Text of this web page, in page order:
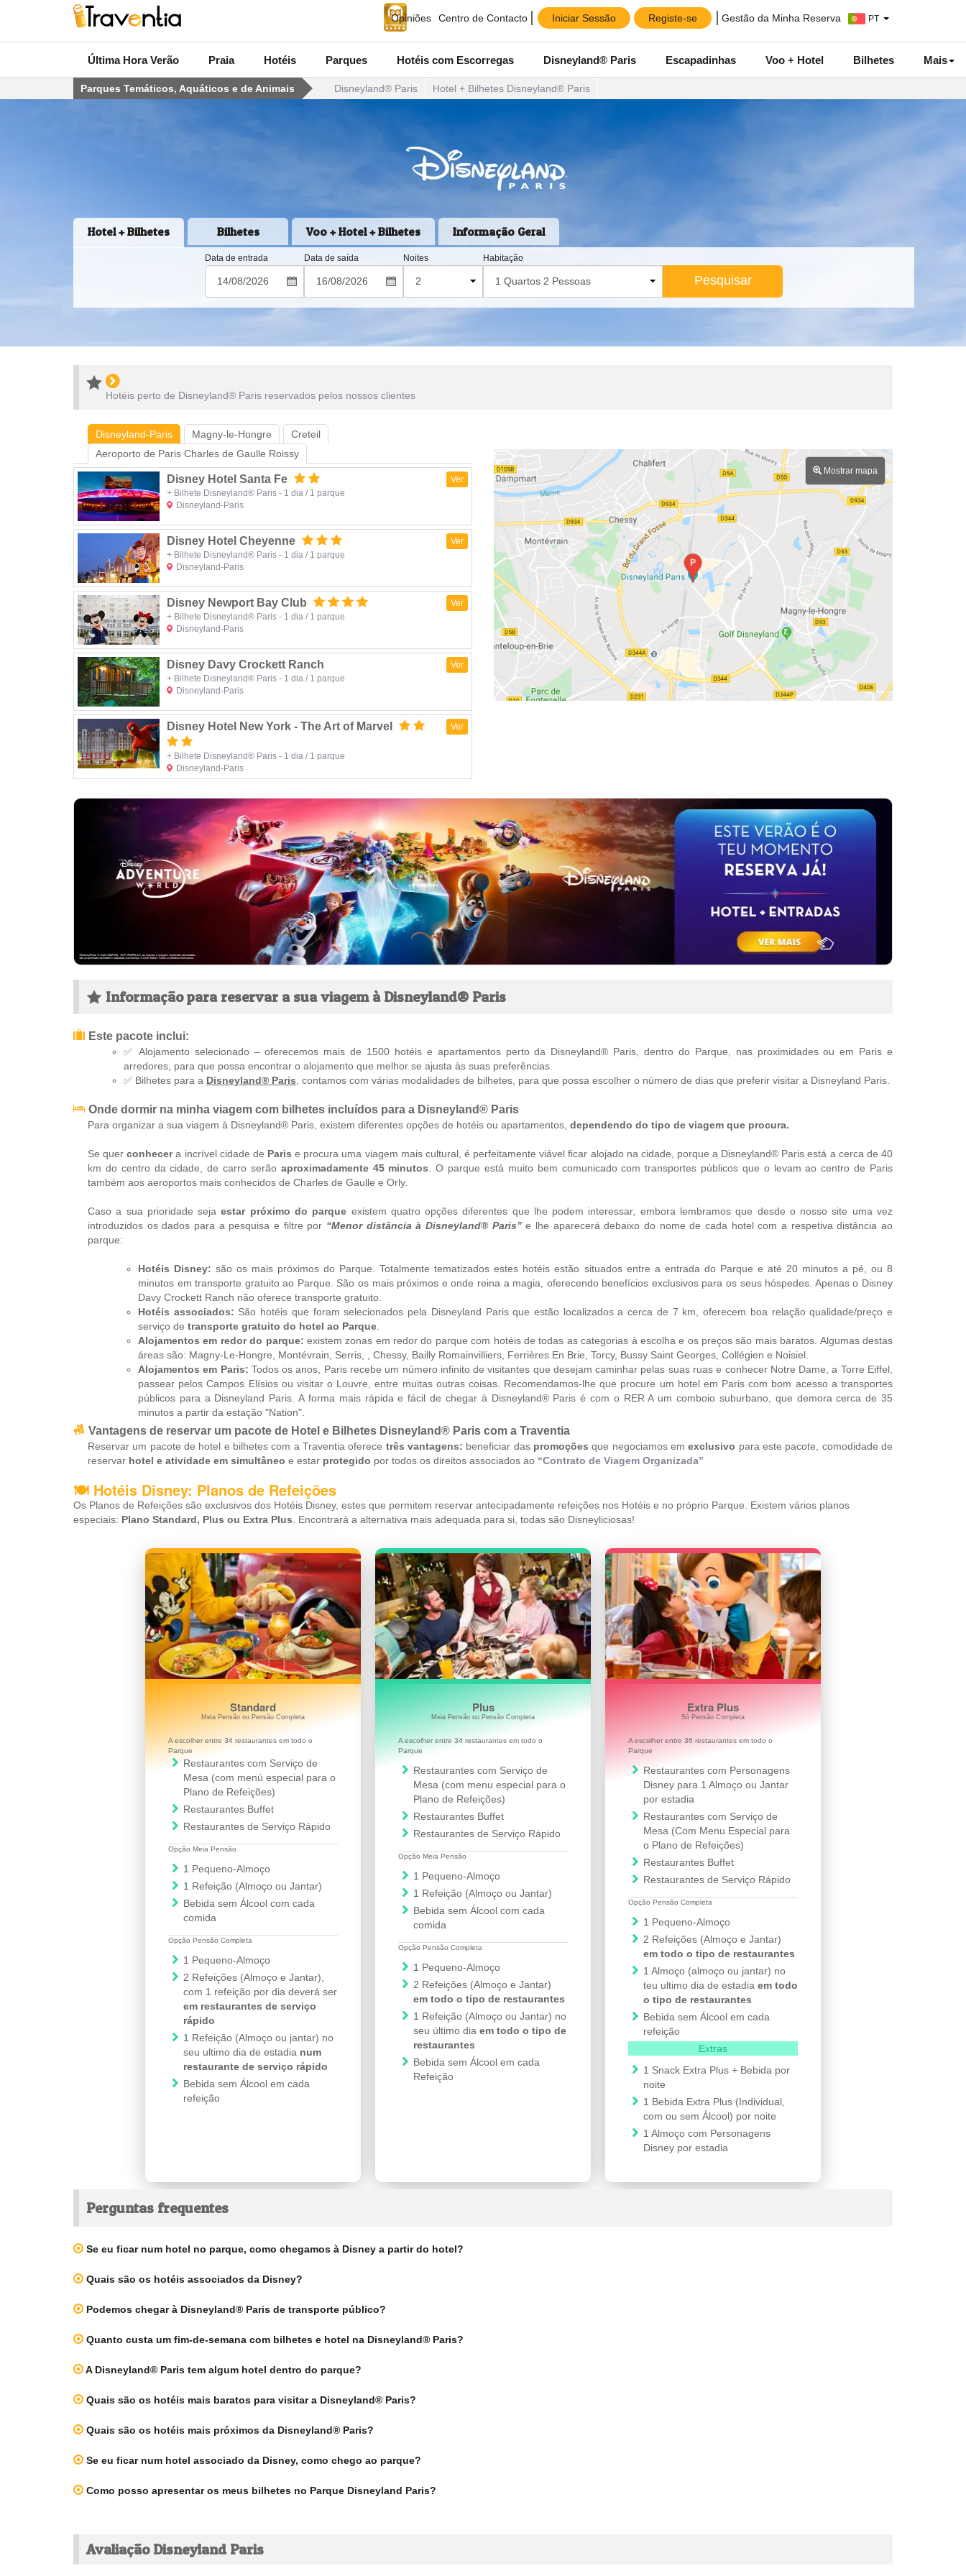
Opiniões Centro de Contacto Iniciar Sessão Registe-se Gestão da Minha Reserva PT
Última Hora Verão Praia Hotéis Parques Hotéis com Escorregas Disneyland® Paris Escapadinhas Voo + Hotel Bilhetes Mais
Parques Temáticos, Aquáticos e de Animais Hotel + Bilhetes Disneyland® Paris
Disneyland® Paris
Hotel + Bilhetes Bilhetes Voo + Hotel + Bilhetes Informação Geral
Data de entrada Data de saída Noites Habitação
Pesquisar
Hotéis perto de Disneyland® Paris reservados pelos nossos clientes
Disneyland-Paris Magny-le-Hongre
Creteil
Aeroporto de Paris Charles de Gaulle Roissy
Disney Hotel Santa Fe
+ Bilhete Disneyland® Paris - 1 dia / 1 parque
Disneyland-Paris
Ver
Disney Hotel Cheyenne
+ Bilhete Disneyland® Paris - 1 dia / 1 parque
Disneyland-Paris
Ver
Disney Newport Bay Club
+ Bilhete Disneyland® Paris - 1 dia / 1 parque
Disneyland-Paris
Ver
Disney Davy Crockett Ranch
+ Bilhete Disneyland® Paris - 1 dia / 1 parque
Disneyland-Paris
Ver
Disney Hotel New York - The Art of Marvel
+ Bilhete Disneyland® Paris - 1 dia / 1 parque
Disneyland-Paris
Ver
Mostrar mapa
Informação para reservar a sua viagem à Disneyland® Paris
Este pacote inclui:
✅ Alojamento selecionado – oferecemos mais de 1500 hotéis e apartamentos perto da Disneyland® Paris, dentro do Parque, nas proximidades ou em Paris e
arredores, para que possa encontrar o alojamento que melhor se ajusta às suas preferências.
✅ Bilhetes para a Disneyland® Paris, contamos com várias modalidades de bilhetes, para que possa escolher o número de dias que preferir visitar a Disneyland Paris.
Onde dormir na minha viagem com bilhetes incluídos para a Disneyland® Paris
Para organizar a sua viagem à Disneyland® Paris, existem diferentes opções de hotéis ou apartamentos, dependendo do tipo de viagem que procura.
Se querconhecera incrível cidade de Paris e procura uma viagem mais cultural, é perfeitamente viável ficar alojado na cidade, porque a Disneyland® Paris está a cerca de 40
km do centro da cidade, de carro serão aproximadamente 45 minutos. O parque está muito bem comunicado com transportes públicos que o levam ao centro de Paris
também aos aeroportos mais conhecidos de Charles de Gaulle e Orly.
Caso a sua prioridade sejaestar próximo do parque existem quatro opções diferentes que lhe podem interessar, embora lembramos que desde o nosso site uma vez
introduzidos os dados para a pesquisa e filtre por “Menor distância à Disneyland® Paris” e lhe aparecerá debaixo do nome de cada hotel com a respetiva distância ao
parque:
Hotéis Disney: são os mais próximos do Parque. Totalmente tematizados estes hotéis estão situados entre a entrada do Parque e até 20 minutos a pé, ou 8
minutos em transporte gratuito ao Parque. São os mais próximos e onde reina a magia, oferecendo benefícios exclusivos para os seus hóspedes. Apenas o Disney
Davy Crockett Ranch não oferece transporte gratuito.
Hotéis associados: São hotéis que foram selecionados pela Disneyland Paris que estão localizados a cerca de 7 km, oferecem boa relação qualidade/preço e
serviço de transporte gratuito do hotel ao Parque.
Alojamentos em redor do parque: existem zonas em redor do parque com hotéis de todas as categorias à escolha e os preços são mais baratos. Algumas destas
áreas são: Magny-Le-Hongre, Montévrain, Serris, , Chessy, Bailly Romainvilliers, Ferrières En Brie, Torcy, Bussy Saint Georges, Collégien e Noisiel.
Alojamentos em Paris: Todos os anos, Paris recebe um número infinito de visitantes que desejam caminhar pelas suas ruas e conhecer Notre Dame, a Torre Eiffel,
passear pelos Campos Elísios ou visitar o Louvre, entre muitas outras coisas. Recomendamos-lhe que procure um hotel em Paris com bom acesso a transportes
públicos para a Disneyland Paris. A forma mais rápida e fácil de chegar à Disneyland® Paris é com o RER A um comboio suburbano, que demora cerca de 35
minutos a partir da estação "Nation".
Vantagens de reservar um pacote de Hotel e Bilhetes Disneyland® Paris com a Traventia
Reservar um pacote de hotel e bilhetes com a Traventia oferece três vantagens: beneficiar das promoções que negociamos emexclusivo para este pacote, comodidade de
reservar hotel e atividade em simultâneo e estar protegido por todos os direitos associados ao “Contrato de Viagem Organizada”
🍽 Hotéis Disney: Planos de Refeições
Os Planos de Refeições são exclusivos dos Hotéis Disney, estes que permitem reservar antecipadamente refeições nos Hotéis e no próprio Parque. Existem vários planos
especiais: Plano Standard, Plus ou Extra Plus. Encontrará a alternativa mais adequada para si, todas são Disneyliciosas!
Standard
Meia Pensão ou Pensão Completa
A escolher entre 34 restaurantes em todo o
Parque
Restaurantes com Serviço de
Mesa (com menú especial para o
Plano de Refeições)
Restaurantes Buffet
Restaurantes de Serviço Rápido
Opção Meia Pensão
1 Pequeno-Almoço
1 Refeição (Almoço ou Jantar)
Bebida sem Álcool com cada
comida
Opção Pensão Completa
1 Pequeno-Almoço
2 Refeições (Almoço e Jantar),
com 1 refeição por dia deverá ser
em restaurantes de serviço
rápido
1 Refeição (Almoço ou jantar) no
seu ultimo dia de estadia num
restaurante de serviço rápido
Bebida sem Álcool em cada
refeição
Plus
Meia Pensão ou Pensão Completa
A escolher entre 34 restaurantes em todo o
Parque
Restaurantes com Serviço de
Mesa (com menu especial para o
Plano de Refeições)
Restaurantes Buffet
Restaurantes de Serviço Rápido
Opção Meia Pensão
1 Pequeno-Almoço
1 Refeição (Almoço ou Jantar)
Bebida sem Álcool com cada
comida
Opção Pensão Completa
1 Pequeno-Almoço
2 Refeições (Almoço e Jantar)
em todo o tipo de restaurantes
1 Refeição (Almoço ou Jantar) no
seu último dia em todo o tipo de
restaurantes
Bebida sem Álcool em cada
Refeição
Extra Plus
Só Pensão Completa
A escolher entre 36 restaurantes em todo o
Parque
Restaurantes com Personagens
Disney para 1 Almoço ou Jantar
por estadia
Restaurantes com Serviço de
Mesa (Com Menu Especial para
o Plano de Refeições)
Restaurantes Buffet
Restaurantes de Serviço Rápido
Opção Pensão Completa
1 Pequeno-Almoço
2 Refeições (Almoço e Jantar)
em todo o tipo de restaurantes
1 Almoço (almoço ou jantar) no
teu ultimo dia de estadia em todo
o tipo de restaurantes
Bebida sem Álcool em cada
refeição
Extras
1 Snack Extra Plus + Bebida por
noite
1 Bebida Extra Plus (Individual,
com ou sem Álcool) por noite
1 Almoço com Personagens
Disney por estadia
Perguntas frequentes
Se eu ficar num hotel no parque, como chegamos à Disney a partir do hotel?
Quais são os hotéis associados da Disney?
Podemos chegar à Disneyland® Paris de transporte público?
Quanto custa um fim-de-semana com bilhetes e hotel na Disneyland® Paris?
A Disneyland® Paris tem algum hotel dentro do parque?
Quais são os hotéis mais baratos para visitar a Disneyland® Paris?
Quais são os hotéis mais próximos da Disneyland® Paris?
Se eu ficar num hotel associado da Disney, como chego ao parque?
Como posso apresentar os meus bilhetes no Parque Disneyland Paris?
Avaliação Disneyland Paris